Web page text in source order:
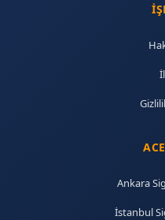
Ankara
İstanbul